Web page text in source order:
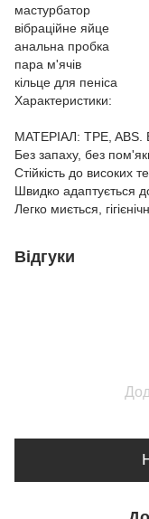
мастурбатор
вібраційне яйце
анальна пробка
пара м'ячів
кільце для пеніса
Характеристики:
МАТЕРІАЛ: TPE, ABS.
Без запаху, без
Стійкість до високих
Швидко адаптується
Легко миється,
Відгуки